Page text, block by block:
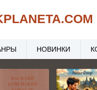
PLANETA.COM
НОВИНКИ